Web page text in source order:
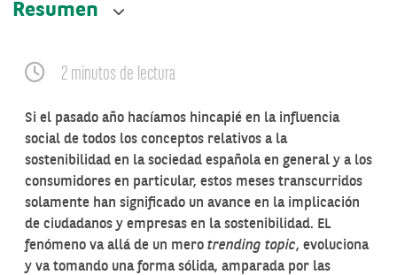
2 minutos de lectura
Si el pasado año hacíamos hincapié en la influencia
social de todos los conceptos relativos a la
sostenibilidad en la sociedad española en general y a los
consumidores en particular, estos meses transcurridos
solamente han significado un avance en la implicación
de ciudadanos y empresas en la sostenibilidad. EL
fenómeno va allá de un mero trending topic, evoluciona
y va tomando una forma sólida, amparada por las
Resumen